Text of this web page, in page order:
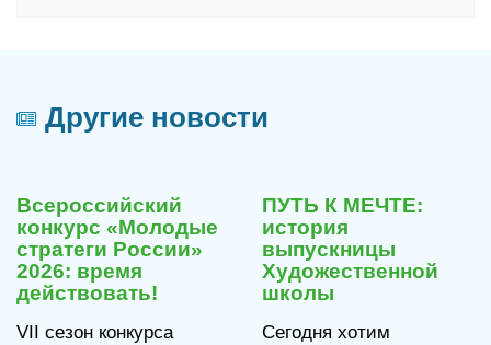
Другие новости
Всероссийский
конкурс «Молодые
стратеги России»
2026: время
действовать!
VII сезон конкурса
ПУТЬ К МЕЧТЕ:
история
выпускницы
Художественной
школы
Сегодня хотим